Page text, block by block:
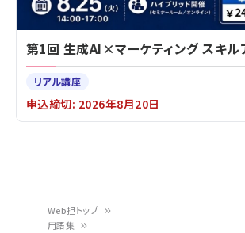
Web担トップ
用語集
第1回 生成AI×マーケティング スキル
リアル講座
申込締切: 2026年8月20日